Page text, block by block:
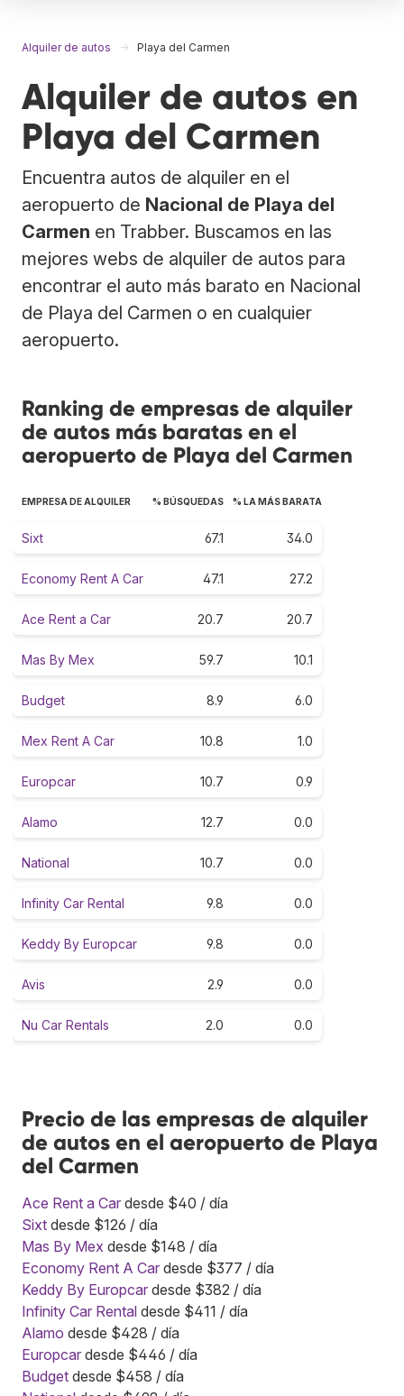
Alquiler de autos Playa del Carmen
Alquiler de autos en
Playa del Carmen
Encuentra autos de alquiler en el
aeropuerto de Nacional de Playa del
Carmen en Trabber. Buscamos en las
mejores webs de alquiler de autos para
encontrar el auto más barato en Nacional
de Playa del Carmen o en cualquier
aeropuerto.
Ranking de empresas de alquiler
de autos más baratas en el
aeropuerto de Playa del Carmen
EMPRESA DE ALQUILER % BÚSQUEDAS % LA MÁS BARATA
Sixt 67.1 34.0
Economy Rent A Car 47.1 27.2
Ace Rent a Car 20.7 20.7
Mas By Mex 59.7 10.1
Budget 8.9 6.0
Mex Rent A Car 10.8 1.0
Europcar 10.7 0.9
Alamo 12.7 0.0
National 10.7 0.0
Infinity Car Rental 9.8 0.0
Keddy By Europcar 9.8 0.0
Avis 2.9 0.0
Nu Car Rentals 2.0 0.0
Precio de las empresas de alquiler
de autos en el aeropuerto de Playa
del Carmen
Ace Rent a Car desde $40 / día
Sixt desde $126 / día
Mas By Mex desde $148 / día
Economy Rent A Car desde $377 / día
Keddy By Europcar desde $382 / día
Infinity Car Rental desde $411 / día
Alamo desde $428 / día
Europcar desde $446 / día
Budget desde $458 / día